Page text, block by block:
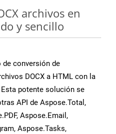
archivos en
y sencillo
conversión de
DOCX a HTML con la
potente solución se
API de Aspose.Total,
Aspose.Email,
Aspose.Tasks,